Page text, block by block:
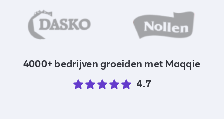
4000+ bedrijven groeiden met Maqqie
4.7